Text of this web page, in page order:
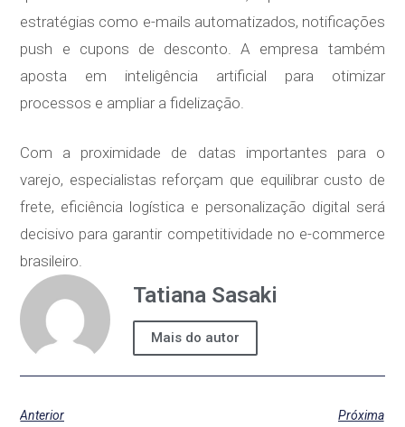
estratégias como e-mails automatizados, notificações
push e cupons de desconto. A empresa também
aposta em inteligência artificial para otimizar
processos e ampliar a fidelização.
Com a proximidade de datas importantes para o
varejo, especialistas reforçam que equilibrar custo de
frete, eficiência logística e personalização digital será
decisivo para garantir competitividade no e-commerce
brasileiro.
Tatiana Sasaki
Mais do autor
Anterior Próxima